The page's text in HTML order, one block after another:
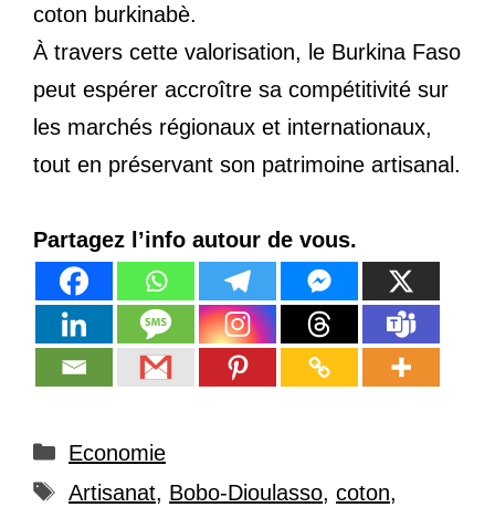
coton burkinabè.
À travers cette valorisation, le Burkina Faso
peut espérer accroître sa compétitivité sur
les marchés régionaux et internationaux,
tout en préservant son patrimoine artisanal.
Partagez l’info autour de vous.
Catégories
Economie
Étiquettes
Artisanat, Bobo-Dioulasso, coton,